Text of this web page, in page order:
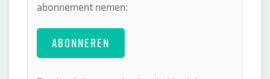
abonnement nemen:
ABONNEREN